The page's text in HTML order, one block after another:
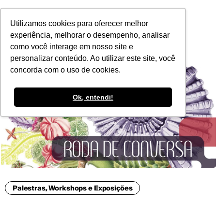
Utilizamos cookies para oferecer melhor
experiência, melhorar o desempenho, analisar
como você interage em nosso site e
personalizar conteúdo. Ao utilizar este site, você
concorda com o uso de cookies.
Ok, entendi!
POR
Palestras, Workshops e Exposições